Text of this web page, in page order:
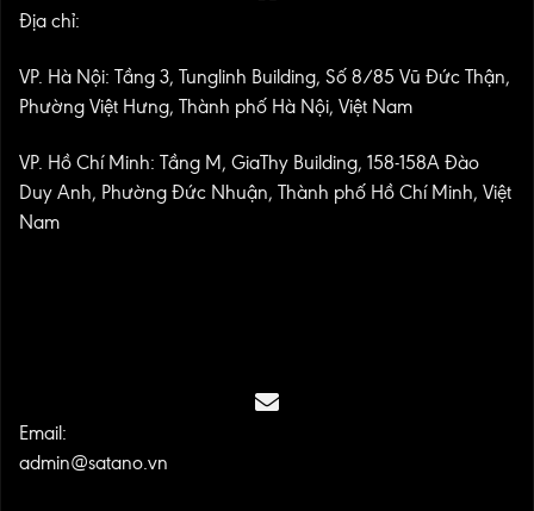
Địa chỉ:
VP. Hà Nội: Tầng 3, Tunglinh Building, Số 8/85 Vũ Đức Thận,
Phường Việt Hưng, Thành phố Hà Nội, Việt Nam
VP. Hồ Chí Minh: Tầng M, GiaThy Building, 158-158A Đào
Duy Anh, Phường Đức Nhuận, Thành phố Hồ Chí Minh, Việt
Nam
Email:
admin@satano.vn